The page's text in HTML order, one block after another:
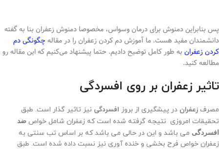
پس بنابراین دمنوش برای درمان وسواس، مخصوصا دمنوش زعفران بنا به گفته
دانشمندان مفید هست. ما آموزش دم کردن زعفران را در مقاله چگونگی دم
کردن زعفران به طور کامل توضیح دادیم. حتما پیشنهاد می‌کنیم که این مقاله رو
مطالعه کنید.
تاثیر زعفران بر روی افسردگی
مصرف زعفران در پیشگیری از بروز افسردگی نیز تاثیر گذار است. طبق
تحقیقات امروزی نتیجه گرفته شده است که زعفران شامل خواص ضد
افسردگی می باشد و این در حالی می باشد که بر اساس تب سنتی به
زعفران خواص فرح بخشی و خنده آوری نیز نسبت داده شده است. طبق